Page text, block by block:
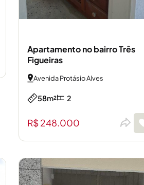
Apartamento no bairro Três
Figueiras
Avenida Protásio Alves
58m² 2
R$ 248.000